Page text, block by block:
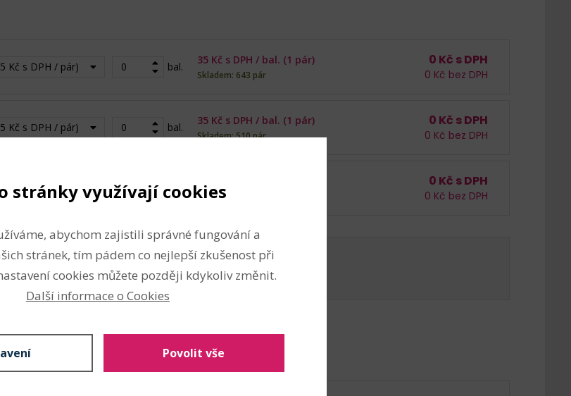
Kč s DPH / pár) bal.
35 Kč s DPH / bal. (1 pár)
Skladem: 643 pár
0 Kč s DPH
0 Kč bez DPH
Kč s DPH / pár) bal.
35 Kč s DPH / bal. (1 pár)
Skladem: 510 pár
0 Kč s DPH
0 Kč bez DPH
Kč s DPH / pár) bal.
Skladem: 537 pár
0 Kč s DPH
0 Kč bez DPH
s DPH ( Kč bez DPH) Přidat do košíku
stránky využívají cookies
abychom zajistili správné fungování a
stránek, tím pádem co nejlepší zkušenost při
cookies můžete později kdykoliv změnit.
Další informace o Cookies
Povolit vše